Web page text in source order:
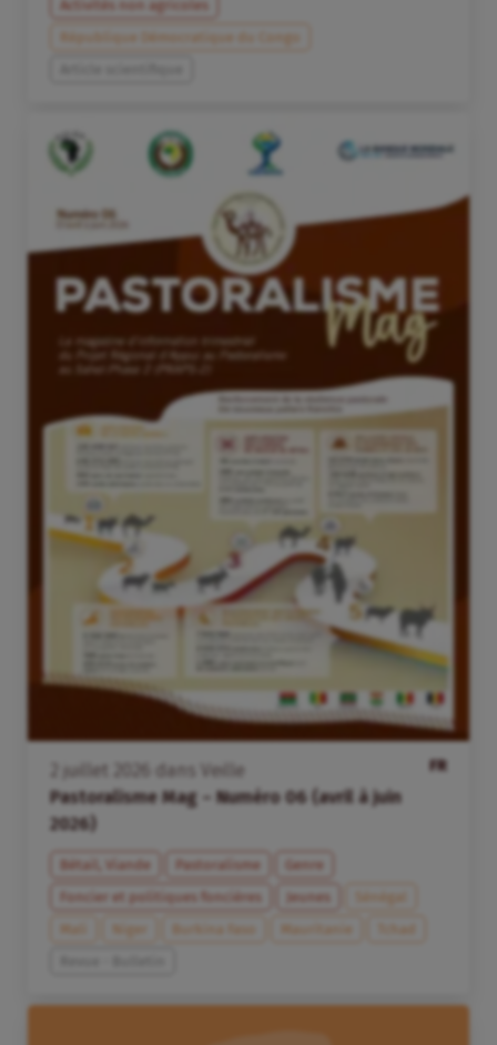
Activités non agricoles
République Démocratique du Congo
FR
juillet dans
Veille
Pastoralisme Mag – Numéro 06 (avril à juin
2026)
Bétail, Viande Pastoralisme
Genre
Foncier et politiques foncières
Jeunes
Sénégal
Mali
Niger Burkina Faso Mauritanie
Tchad